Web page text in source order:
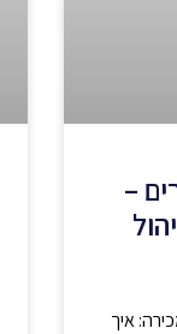
–
איך